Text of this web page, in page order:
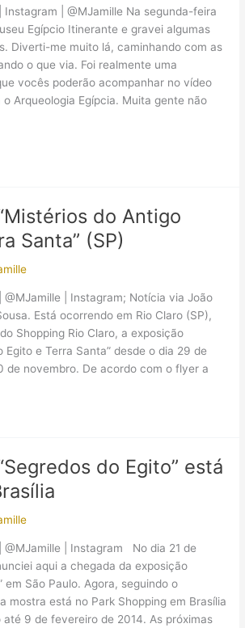
Instagram | @MJamille Na segunda-feira
Egípcio Itinerante e gravei algumas
Diverti-me muito lá, caminhando com as
o que via. Foi realmente uma
vocês poderão acompanhar no vídeo
Arqueologia Egípcia. Muita gente não
do Antigo
Santa” (SP)
@MJamille | Instagram; Notícia via João
Está ocorrendo em Rio Claro (SP),
Shopping Rio Claro, a exposição
Egito e Terra Santa” desde o dia 29 de
de novembro. De acordo com o flyer a
do Egito” está
@MJamille | Instagram No dia 21 de
aqui a chegada da exposição
em São Paulo. Agora, seguindo o
mostra está no Park Shopping em Brasília
até 9 de fevereiro de 2014. As próximas